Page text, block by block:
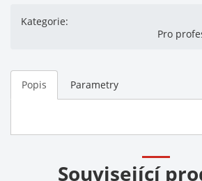
Kategorie:
Pro
Popis Parametry
Související